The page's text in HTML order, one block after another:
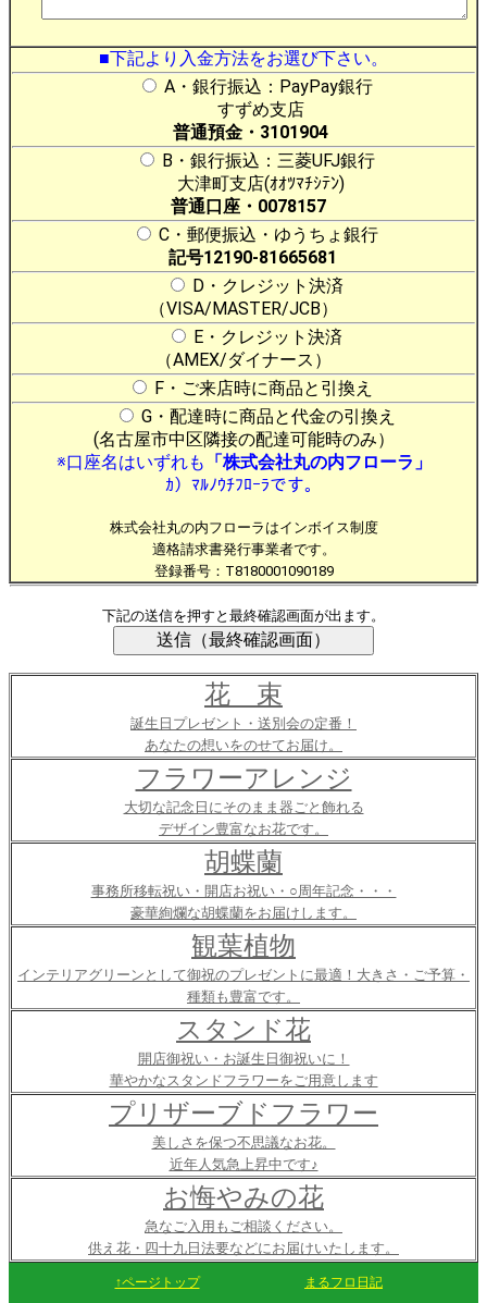
■下記より入金方法をお選び下さい。
A・銀行振込：PayPay銀行
すずめ支店
普通預金・3101904
B・銀行振込：三菱UFJ銀行
大津町支店(ｵｵﾂﾏﾁｼﾃﾝ)
普通口座・0078157
C・郵便振込・ゆうちょ銀行
記号12190-81665681
D・クレジット決済
（VISA/MASTER/JCB）
E・クレジット決済
（AMEX/ダイナース）
F・ご来店時に商品と引換え
G・配達時に商品と代金の引換え
(名古屋市中区隣接の配達可能時のみ）
※口座名はいずれも 「株式会社丸の内フローラ」
ｶ）ﾏﾙﾉｳﾁﾌﾛｰﾗです。
株式会社丸の内フローラはインボイス制度
適格請求書発行事業者です。
登録番号：T8180001090189
下記の送信を押すと最終確認画面が出ます。
花 束
誕生日プレゼント・送別会の定番！
あなたの想いをのせてお届け。
フラワーアレンジ
大切な記念日にそのまま器ごと飾れる
デザイン豊富なお花です。
胡蝶蘭
事務所移転祝い・開店お祝い・○周年記念・・・
豪華絢爛な胡蝶蘭をお届けします。
観葉植物
インテリアグリーンとして御祝のプレゼントに最適！大きさ・ご予算・
種類も豊富です。
スタンド花
開店御祝い・お誕生日御祝いに！
華やかなスタンドフラワーをご用意します
プリザーブドフラワー
美しさを保つ不思議なお花。
近年人気急上昇中です♪
お悔やみの花
急なご入用もご相談ください。
供え花・四十九日法要などにお届けいたします。
↑ページトップ まるフロ日記